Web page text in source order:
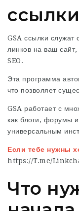
GSA ссылки служат
линков на ваш
SEO.
Эта программа
что позволяет
GSA работает с
как блоги, форумы
универсальным
Если тебе нужны
https://T.me/
Что